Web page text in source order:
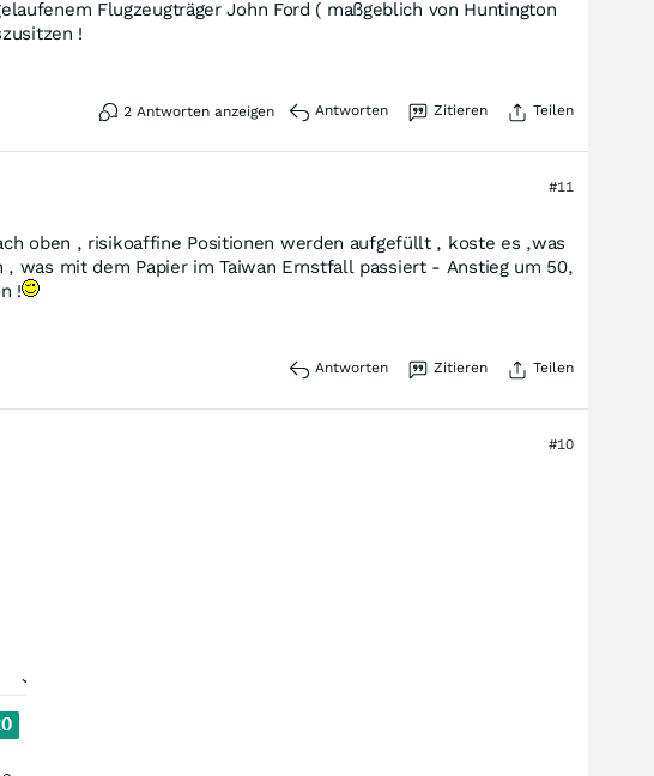
Flugzeugträger John Ford ( maßgeblich von Huntington
!
2 Antworten anzeigen Antworten Zitieren Teilen
#11
oben , risikoaffine Positionen werden aufgefüllt , koste es ,was
was mit dem Papier im Taiwan Ernstfall passiert - Anstieg um 50,
!
Antworten Zitieren Teilen
#10